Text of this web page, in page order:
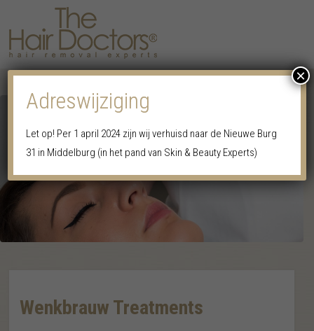
Wenkbrauw Treatments
Adreswijziging
Let op! Per 1 april 2024 zijn wij verhuisd naar de Nieuwe Burg
31 in Middelburg (in het pand van Skin & Beauty Experts)
×